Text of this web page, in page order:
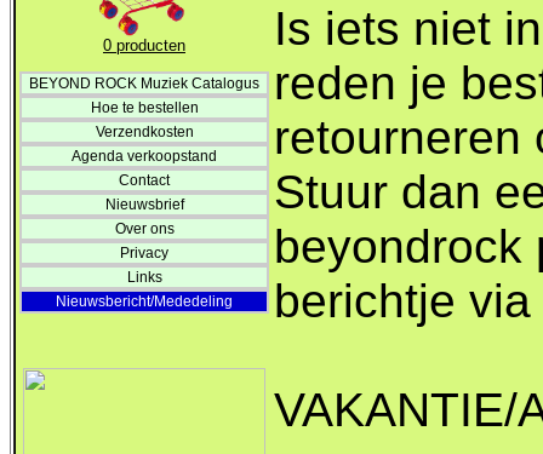
0 producten
BEYOND ROCK Muziek Catalogus
Hoe te bestellen
Verzendkosten
Agenda verkoopstand
Contact
Nieuwsbrief
Over ons
Privacy
Links
Nieuwsbericht/Mededeling
Is iets niet
reden je
retourneren
Stuur dan
beyondrock
berichtje
VAKANTIE/